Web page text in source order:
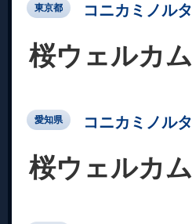
東京都 コニカミノル
桜ウェルカ
愛知県 コニカミノル
桜ウェルカ